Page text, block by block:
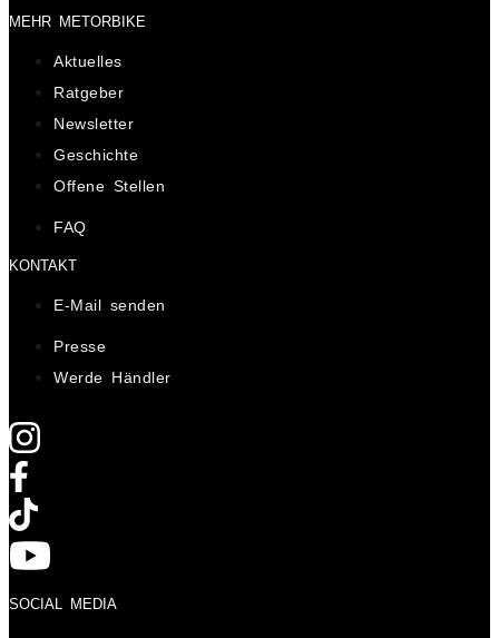
MEHR METORBIKE
Aktuelles
Ratgeber
Newsletter
Geschichte
Offene Stellen
FAQ
KONTAKT
E-Mail senden
Presse
Werde Händler
SOCIAL MEDIA